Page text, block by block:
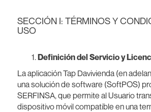
SECCIÓN I: TÉRMINOS Y
USO
Definición del Servicio y
La aplicación Tap Davivienda (en
una solución de software (SoftPOS)
SERFINSA, que permite al Usuario
dispositivo móvil compatible en una